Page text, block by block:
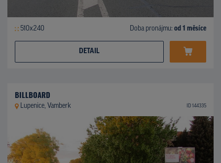
510x240 Doba pronájmu: od 1 měsíce
DETAIL
BILLBOARD
Lupenice, Vamberk ID 144335